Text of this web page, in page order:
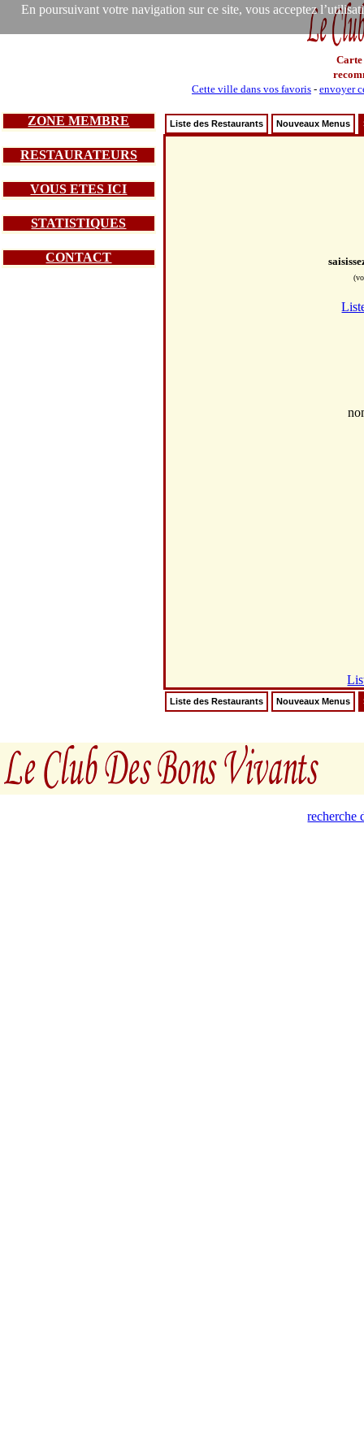
En poursuivant votre navigation sur ce site, vous acceptez
Carte
Cette ville dans vos favoris - envoyer
ZONE MEMBRE
RESTAURATEURS
VOUS ETES ICI
STATISTIQUES
CONTACT
Liste des Restaurants Nouveaux Menus
Liste des Restaurants Nouveaux Menus
recherche